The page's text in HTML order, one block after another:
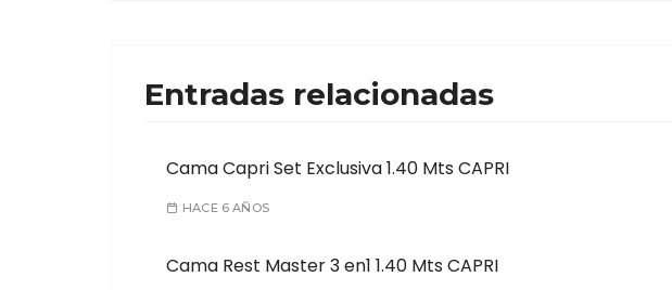
Entradas relacionadas
Cama Capri Set Exclusiva 1.40 Mts CAPRI
HACE 6 AÑOS
Cama Rest Master 3 en1 1.40 Mts CAPRI